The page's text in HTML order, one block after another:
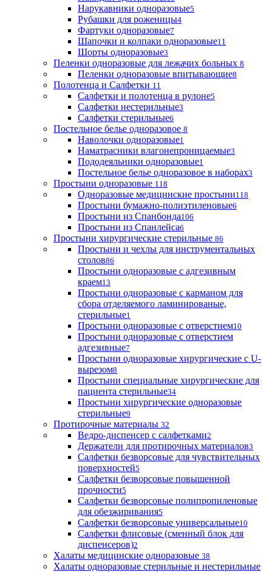
Нарукавники одноразовые5
Рубашки для роженицы4
Фартуки одноразовые7
Шапочки и колпаки одноразовые11
Шорты одноразовые3
Пеленки одноразовые для лежачих больных 8
Пеленки одноразовые впитывающие8
Полотенца и Салфетки 11
Салфетки и полотенца в рулоне5
Салфетки нестерильные3
Салфетки стерильные6
Постельное белье одноразовое 8
Наволочки одноразовые1
Наматрасники влагонепроницаемые3
Пододеяльники одноразовые1
Постельное белье одноразовое в наборах3
Простыни одноразовые 118
Одноразовые медицинские простыни118
Простыни бумажно-полиэтиленовые6
Простыни из Спанбонда106
Простыни из Спанлейса6
Простыни хирургические стерильные 86
Простыни и чехлы для инструментальных
столов86
Простыни одноразовые с адгезивным
краем13
Простыни одноразовые с карманом для
сбора отделяемого ламинированые,
стерильные1
Простыни одноразовые с отверстием10
Простыни одноразовые с отверстием
адгезивные7
Простыни одноразовые хирургические с U-
вырезом8
Простыни специальные хирургические для
пациента стерильные34
Простыни хирургические одноразовые
стерильные9
Протирочные материалы 32
Ведро-диспенсер с салфетками2
Держатели для протирочных материалов3
Салфетки безворсовые для чувствительных
поверхностей5
Салфетки безворсовые повышенной
прочности5
Салфетки безворсовые полипропиленовые
для обезжиривания5
Салфетки безворсовые универсальные10
Салфетки флисовые (сменный блок для
диспенсеров)2
Халаты медицинские одноразовые 38
Халаты одноразовые стерильные и нестерильные